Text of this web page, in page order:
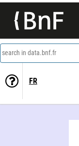
search in data.bnf.fr
FR